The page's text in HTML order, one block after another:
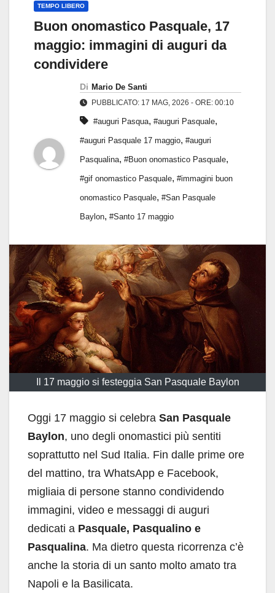
TEMPO LIBERO
Buon onomastico Pasquale, 17
maggio: immagini di auguri da
condividere
Di Mario De Santi
PUBBLICATO: 17 MAG, 2026 - ORE: 00:10
#auguri Pasqua, #auguri Pasquale,
#auguri Pasquale 17 maggio, #auguri
Pasqualina, #Buon onomastico Pasquale,
#gif onomastico Pasquale, #immagini buon
onomastico Pasquale, #San Pasquale
Baylon, #Santo 17 maggio
Il 17 maggio si festeggia San Pasquale Baylon
Oggi 17 maggio si celebra San Pasquale
Baylon, uno degli onomastici più sentiti
soprattutto nel Sud Italia. Fin dalle prime ore
del mattino, tra WhatsApp e Facebook,
migliaia di persone stanno condividendo
immagini, video e messaggi di auguri
dedicati a Pasquale, Pasqualino e
Pasqualina. Ma dietro questa ricorrenza c’è
anche la storia di un santo molto amato tra
Napoli e la Basilicata.